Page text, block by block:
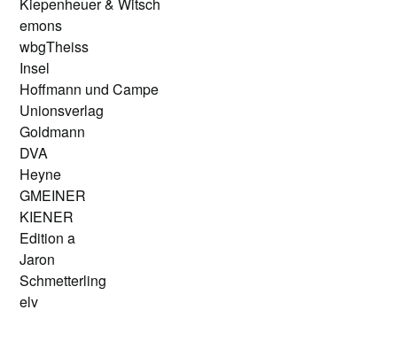
emons
wbgTheiss
Insel
Hoffmann und Campe
Unionsverlag
Goldmann
DVA
Heyne
GMEINER
KIENER
Edition a
Jaron
Schmetterling
elv